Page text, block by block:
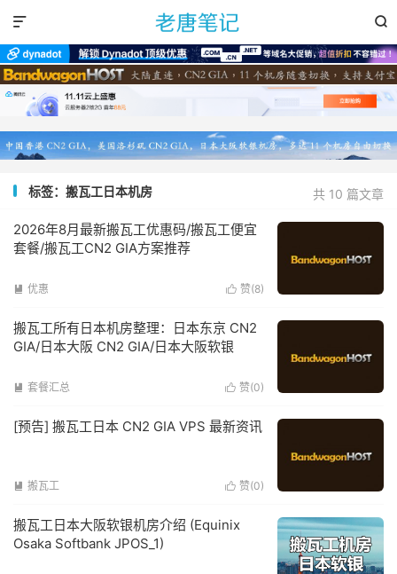


共 10 篇文章
标签：搬瓦工日本机房
2026年8月最新搬瓦工优惠码/搬瓦工便宜
套餐/搬瓦工CN2 GIA方案推荐
 赞(8)
 优惠
搬瓦工所有日本机房整理：日本东京 CN2
GIA/日本大阪 CN2 GIA/日本大阪软银
 赞(0)
 套餐汇总
[预告] 搬瓦工日本 CN2 GIA VPS 最新资讯
 赞(0)
 搬瓦工
搬瓦工日本大阪软银机房介绍 (Equinix
Osaka Softbank JPOS_1)